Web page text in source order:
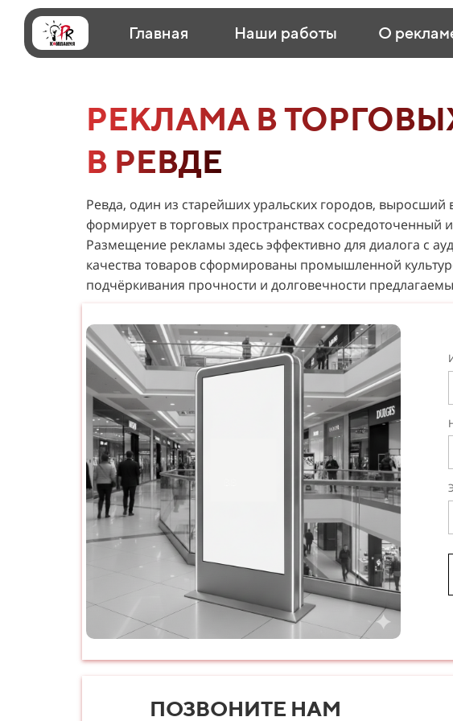
Главная Наши работы О
РЕКЛАМА В
В РЕВДЕ
Ревда, один из старейших уральских городов, выросший
формирует в торговых пространствах сосредоточенный
Размещение рекламы здесь эффективно для диалога с
качества товаров сформированы промышленной
подчёркивания прочности и долговечности
ПОЗВОНИТЕ НАМ